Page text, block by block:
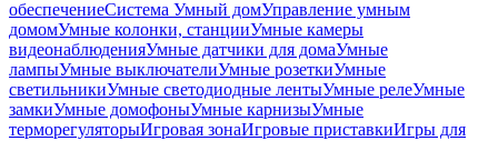
обеспечениеСистема Умный домУправление умным
домомУмные колонки, станцииУмные камеры
видеонаблюденияУмные датчики для домаУмные
лампыУмные выключателиУмные розеткиУмные
светильникиУмные светодиодные лентыУмные релеУмные
замкиУмные домофоныУмные карнизыУмные
терморегуляторыИгровая зонаИгровые приставкиИгры для